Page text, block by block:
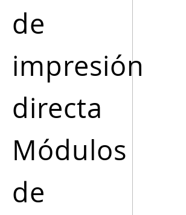
de
impresión
directa
Módulos
de